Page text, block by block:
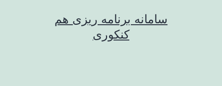
سامانه برنامه ریزی هم
کنکوری